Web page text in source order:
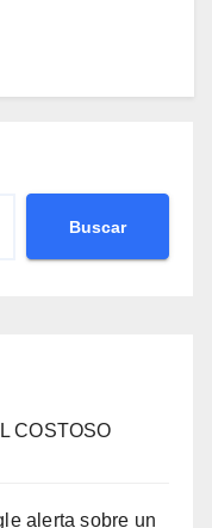
Buscar
COSTOSO
alerta sobre un